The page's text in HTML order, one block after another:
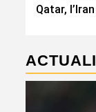
Qatar,